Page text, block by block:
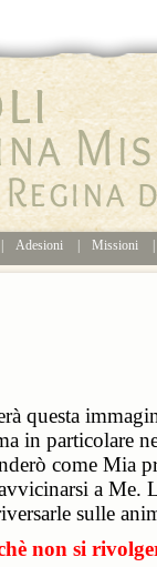
Adesioni Missioni
questa
in particolare
come Mia
a Me.
sulle
non si